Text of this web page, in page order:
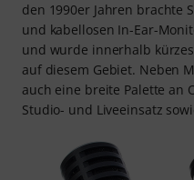
den 1990er Jahren brachte
und kabellosen In-Ear-
und wurde innerhalb
auf diesem Gebiet. Neben
auch eine breite Palette an
Studio- und Liveeinsatz